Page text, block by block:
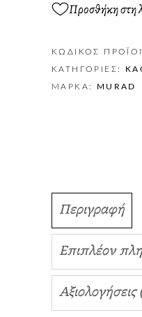
Προσθήκη στη
ΚΩΔΙΚΌΣ
ΚΑΤΗΓΟΡΊΕΣ:
ΜΆΡΚΑ: MURAD
Περιγραφή
Επιπλέον
Αξιολογήσεις